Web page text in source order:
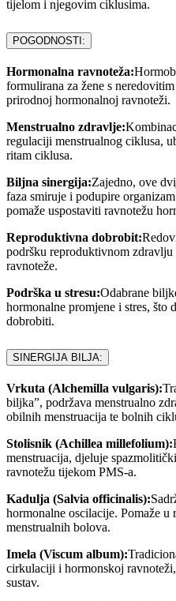
tijelom i njegovim ciklusima.
POGODNOSTI:
Hormonalna ravnoteža:
formulirana za žene s
prirodnoj hormonalnoj ravnoteži.
Menstrualno zdravlje:
regulaciji menstrualnog ciklusa,
ritam ciklusa.
Biljna sinergija:Zajedno, ove
faza smiruje i podupire
pomaže uspostaviti ravnotežu
Reproduktivna dobrobit:
podršku reproduktivnom
ravnoteže.
Podrška u stresu:Odabrane
hormonalne promjene i stres, što
dobrobiti.
SINERGIJA BILJA:
Vrkuta (Alchemilla vulgaris):
biljka”, podržava menstrualno
obilnih menstruacija te bolnih
Stolisnik (Achillea millefolium):
menstruacija, djeluje
ravnotežu tijekom PMS-a.
Kadulja (Salvia officinalis):
hormonalne oscilacije. Pomaže
menstrualnih bolova.
Imela (Viscum album):
cirkulaciji i hormonskoj
sustav.